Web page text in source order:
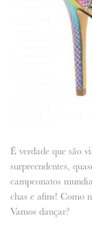
É verdade que são
surpreendentes,
campeonatos
chas e afins! Como
Vamos dançar?